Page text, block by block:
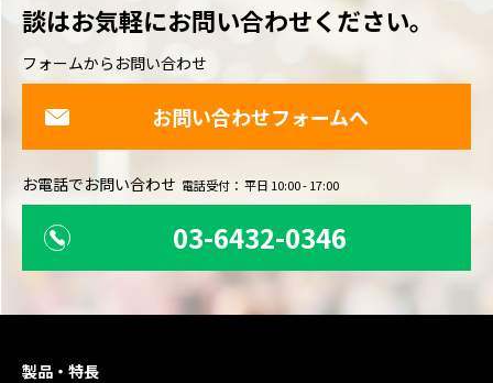
談はお気軽にお問い合わせください。
フォームからお問い合わせ
お問い合わせフォームへ
お電話でお問い合わせ 電話受付： 平日 10:00 - 17:00
03-6432-0346
製品・特長